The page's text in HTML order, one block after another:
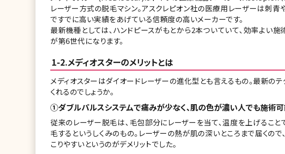
レーザー方式の脱毛マシン。アスクレピオン社の医療用レーザーは刺青
ですでに高い実績をあげている信頼度の高いメーカーです。
最新機種としては、ハンドピースがもとから2本ついていて、効率よい
が第6世代になります。
1-2.メディオスターのメリットとは
メディオスターはダイオードレーザーの進化型とも言えるもの。最新の
くれるのでしょうか。
①ダブルパルスシステムで痛みが少なく、肌の色が濃い人でも施術
従来のレーザー脱毛は、毛包部分にレーザーを当て、温度を上げるこ
毛するというしくみのもの。レーザーの熱が肌の深いところまで届くの
こりやすいというのがデメリットでした。